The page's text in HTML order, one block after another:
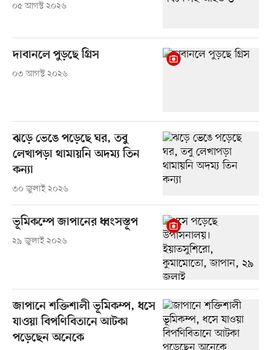
০৫ আগস্ট ২০২৬
দাবানলে পুড়ছে গ্রিস
০৩ আগস্ট ২০২৬
ঝড়ে ভেঙে পড়েছে ঘর, তবু
লেখাপড়া থামায়নি অদম্য তিন
কন্যা
৩০ জুলাই ২০২৬
ভূমিকম্পে জাপানের ধ্বংসস্তূপ
২৯ জুলাই ২০২৬
জাপানে শক্তিশালী ভূমিকম্প, ধসে
যাওয়া বিপণিবিতানে আটকা
পড়েছেন অনেকে